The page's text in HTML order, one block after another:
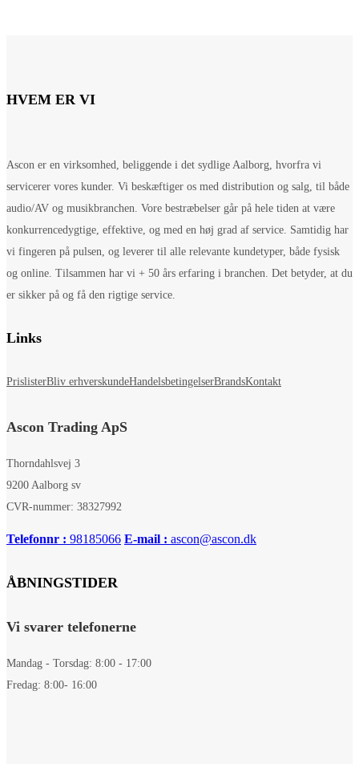
HVEM ER VI
Ascon er en virksomhed, beliggende i det sydlige Aalborg, hvorfra vi
servicerer vores kunder. Vi beskæftiger os med distribution og salg, til både
audio/AV og musikbranchen. Vore bestræbelser går på hele tiden at være
konkurrencedygtige, effektive, og med en høj grad af service. Samtidig har
vi fingeren på pulsen, og leverer til alle relevante kundetyper, både fysisk
og online. Tilsammen har vi + 50 års erfaring i branchen. Det betyder, at du
er sikker på og få den rigtige service.
Links
PrislisterBliv erhverskundeHandelsbetingelserBrandsKontakt
Ascon Trading ApS
Thorndahlsvej 3
9200 Aalborg sv
CVR-nummer: 38327992
Telefonnr : 98185066 E-mail : ascon@ascon.dk
ÅBNINGSTIDER
Vi svarer telefonerne
Mandag - Torsdag: 8:00 - 17:00
Fredag: 8:00- 16:00